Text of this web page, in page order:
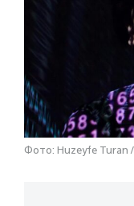
Фото: Huzeyfe Turan